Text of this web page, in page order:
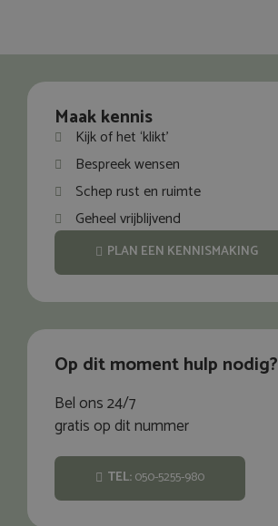
Maak kennis
Kijk of het ‘klikt’
Bespreek wensen
Schep rust en ruimte
Geheel vrijblijvend
PLAN EEN KENNISMAKING
Op dit moment hulp nodig?
Bel ons 24/7
gratis op dit nummer
TEL:050-5255-980